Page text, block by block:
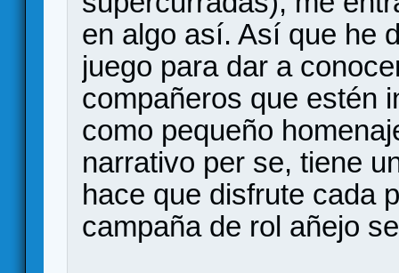
en algo así. Así que he
juego para dar a
compañeros que estén
como pequeño
narrativo per se, tiene
hace que disfrute cada
campaña de rol añejo